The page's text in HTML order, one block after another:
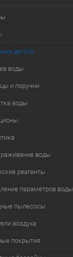
детали
воды
и поручни
воды
воды
реагенты
параметров воды
пылесосы
воздуха
покрытия